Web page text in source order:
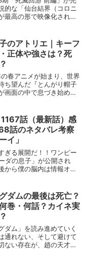
的な「仙台結界（コロニ
最高の形で映像化されま
まさにファンにとっての
よ...
のアトリエ｜キーフ
正体や強さは？死
春アニメが始まり、世界
ち望んだ『とんがり帽子
画面の中で息づき始めま
2位に輝くなど、その美し
スな...
話（最新話）感
話のネタバレ考察
イ」
ぎる展開だ！！ワンピー
ダの息子」が公開され
から僕の脳内は情報オー
、興奮と鳥肌が止まりま
た、世界...
ダムの最後は死亡？
巻・何話？カイネ実
ダム」を読み進めていく
通れない、そして避けて
ない存在が、趙の天才軍